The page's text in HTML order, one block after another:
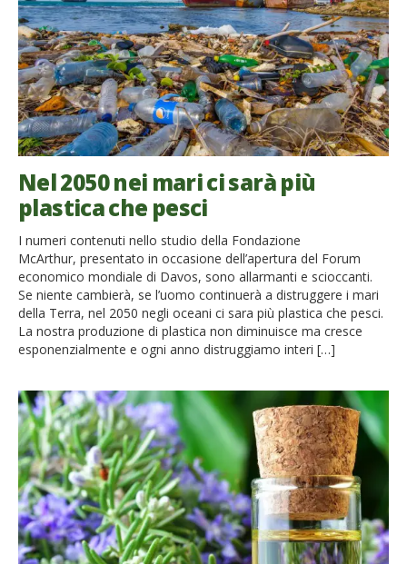
Nel 2050 nei mari ci sarà più
plastica che pesci
I numeri contenuti nello studio della Fondazione
McArthur, presentato in occasione dell’apertura del Forum
economico mondiale di Davos, sono allarmanti e scioccanti.
Se niente cambierà, se l’uomo continuerà a distruggere i mari
della Terra, nel 2050 negli oceani ci sara più plastica che pesci.
La nostra produzione di plastica non diminuisce ma cresce
esponenzialmente e ogni anno distruggiamo interi […]